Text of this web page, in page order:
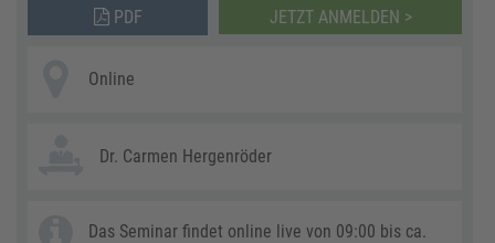
PDF
JETZT ANMELDEN >
Online
Dr. Carmen Hergenröder
Das Seminar findet online live von 09:00 bis ca.